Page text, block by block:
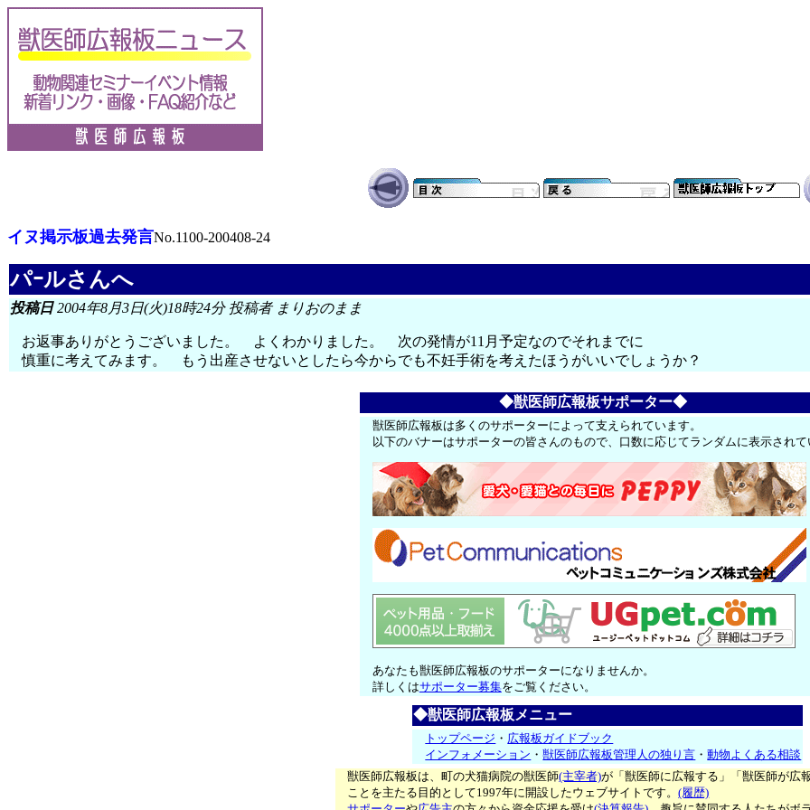
イヌ掲示板過去発言No.1100-200408-24
パｰルさんへ
投稿日2004年8月3日(火)18時24分 投稿者 まりおのまま
お返事ありがとうございました。 よくわかりました。 次の発情が11月予定なのでそれまでに
慎重に考えてみます。 もう出産させないとしたら今からでも不妊手術を考えたほうがいいでしょうか？
◆獣医師広報板サポーター◆
獣医師広報板は多くのサポーターによって支えられています。
以下のバナーはサポーターの皆さんのもので、口数に応じてランダムに表示されて
あなたも獣医師広報板のサポーターになりませんか。
詳しくはサポーター募集をご覧ください。
◆獣医師広報板メニュー
トップページ ・ 広報板ガイドブック
インフォメーション ・獣医師広報板管理人の独り言 ・動物よくある相談
獣医師広報板は、町の犬猫病院の獣医師(主宰者)が「獣医師に広報する」「獣医師が広報
ことを主たる目的として1997年に開設したウェブサイトです。(履歴)